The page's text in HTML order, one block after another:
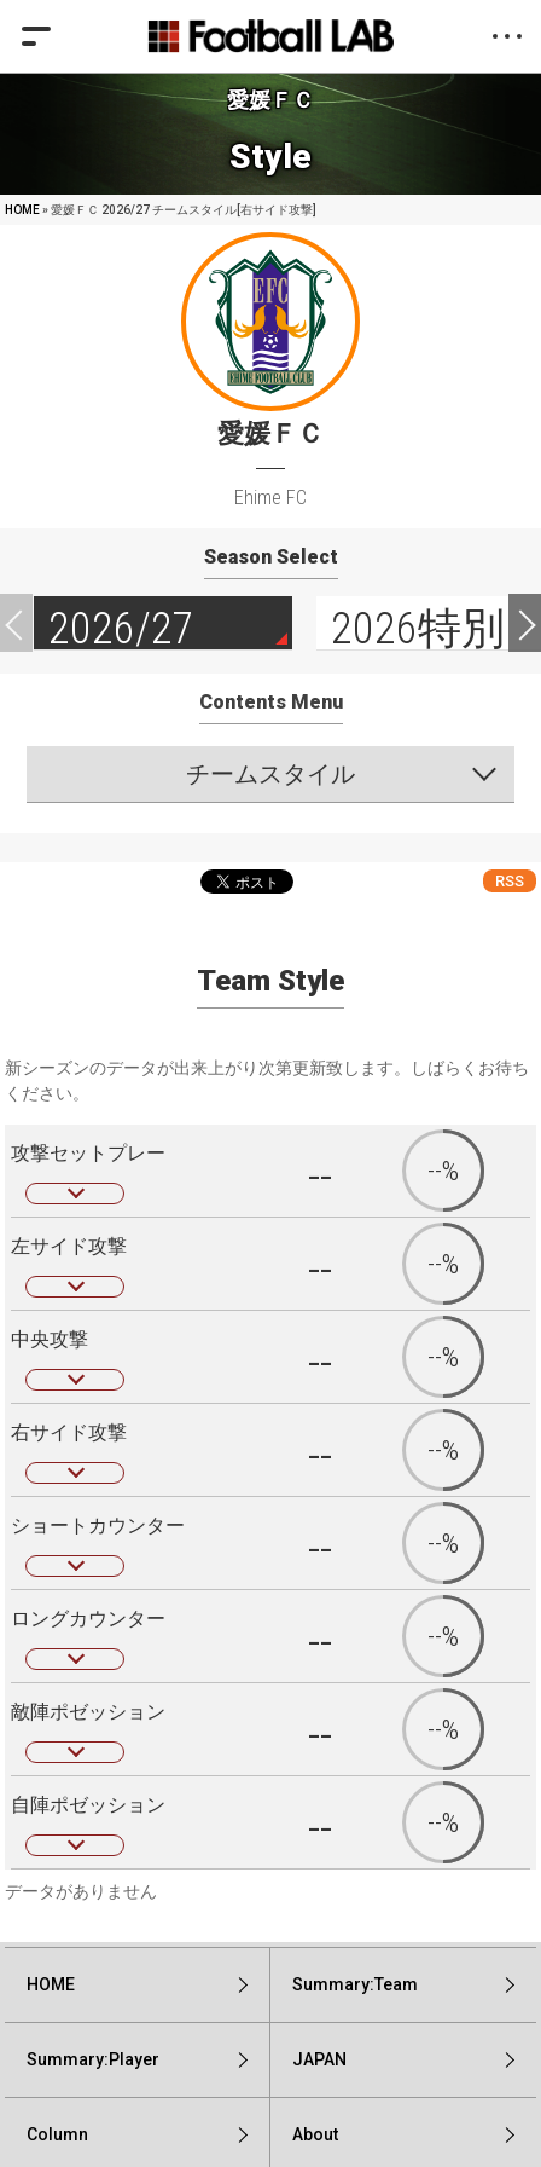
愛媛ＦＣ
Style
HOME» 愛媛ＦＣ 2026/27 チームスタイル[右サイド攻撃]
愛媛ＦＣ
Ehime FC
Season Select
2026/27 2026特別
Contents Menu
チームスタイル
RSS
Team Style
新シーズンのデータが出来上がり次第更新致します。しばらくお待ち
ください。
攻撃セットプレー -- --%
左サイド攻撃 -- --%
中央攻撃 -- --%
右サイド攻撃 -- --%
ショートカウンター -- --%
ロングカウンター -- --%
敵陣ポゼッション -- --%
自陣ポゼッション -- --%
データがありません
HOME Summary:Team
Summary:Player JAPAN
Column About